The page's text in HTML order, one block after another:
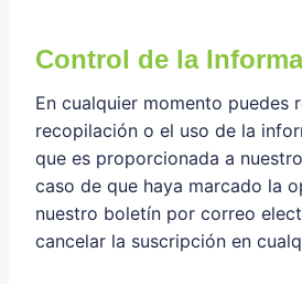
Control de la
En cualquier momento puedes
recopilación o el uso de la
que es proporcionada a
caso de que haya marcado la
nuestro boletín por correo
cancelar la suscripción en